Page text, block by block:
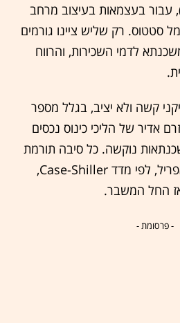
עבור בעצמאות בעיצוב מרחב
סטטוס. רק שליש ציינו גורמים
לדמי השכירות, והרווח
קשה ולא יציב, בגלל מספר
אדיר של הליכי כינוס נכסים
נוקשה. כל סיבה תורמת
לצניחת מחירי הבתים באפריל, לפי מדד Case-Shiller,
החל המשבר.
- פרסומת -